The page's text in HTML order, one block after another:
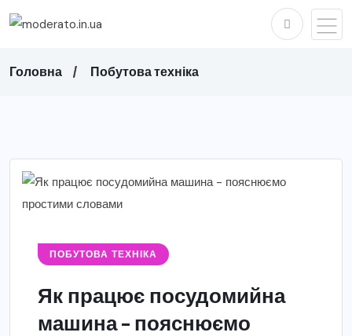
Головна Побутова техніка
ПОБУТОВА ТЕХНІКА
Як працює посудомийна
машина – пояснюємо